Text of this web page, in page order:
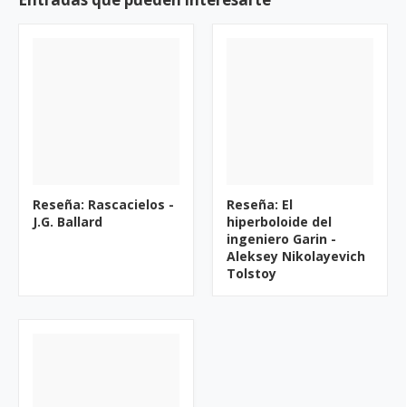
Reseña: Rascacielos -
J.G. Ballard
Reseña: El
hiperboloide del
ingeniero Garin -
Aleksey Nikolayevich
Tolstoy